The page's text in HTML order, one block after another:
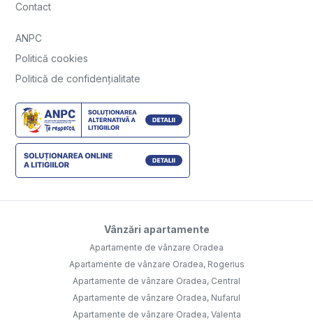
Contact
ANPC
Politică cookies
Politică de confidențialitate
Vânzări apartamente
Apartamente de vânzare Oradea
Apartamente de vânzare Oradea, Rogerius
Apartamente de vânzare Oradea, Central
Apartamente de vânzare Oradea, Nufarul
Apartamente de vânzare Oradea, Valenta